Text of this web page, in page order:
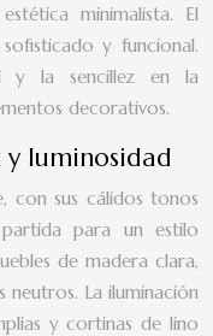
minimalista. El
y funcional.
y la sencillez en la
decorativos.
y luminosidad
con sus cálidos tonos
para un estilo
de madera clara,
neutros. La iluminación
y cortinas de lino